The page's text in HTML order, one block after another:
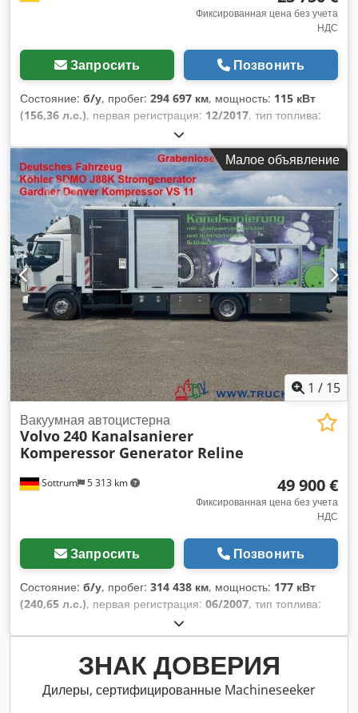
Фиксированная цена без учета
НДС
Запросить Позвонить
Состояние: б/у, пробег: 294 697 км, мощность: 115 кВт
(156,36 л.с.), первая регистрация: 12/2017, тип топлива:
, цвет:
передачи:автоматический, класс выбросов:Евро 6,
количество мест:2, Год выпуска:2017, Оборудование:ABS,
электронная программа стабилизации (ESP)
Малое объявление
1 / 15
Sottrum 5 313 km
Вакуумная автоцистерна
Volvo240 Kanalsanierer
Komperessor Generator Reline
49 900 €
Фиксированная цена без учета
НДС
Запросить Позвонить
Состояние: б/у, пробег: 314 438 км, мощность: 177 кВт
(240,65 л.с.), первая регистрация: 06/2007, тип топлива:
10 990 кг
грузоподъёмность:3 010 кг, общий вес:14 000 кг,
конфигурация осей: 4x2 , колесная база:5 000 мм
торможение двигателем, кабина водителя:другое
передачи:механический, класс выбросов:Евро 4,
ЗНАК ДОВЕРИЯ
Дилеры, сертифицированные Machineseeker